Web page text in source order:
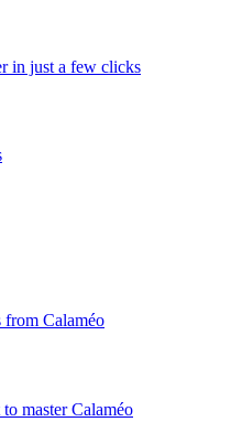
in just a few clicks
from Calaméo
master Calaméo